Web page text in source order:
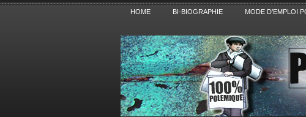
HOME BI-BIOGRAPHIE MODE D’EMPLOI